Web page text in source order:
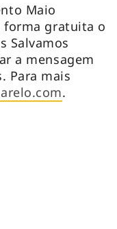
Maio
forma gratuita o
Salvamos
a mensagem
Para mais
.